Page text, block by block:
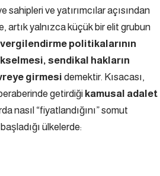
ve yatırımcılar açısından
artık yalnızca küçük bir elit grubun
vergilendirme politikalarının
sendikal hakların
girmesi demektir. Kısacası,
getirdiği kamusal adalet
nasıl “fiyatlandığını” somut
ülkelerde: